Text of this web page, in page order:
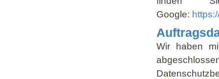
Google:
Wir haben